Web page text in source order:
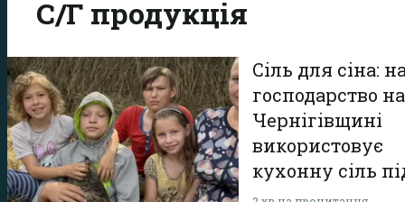
С/Г продукція
Сіль для сіна:
господарство на
Чернігівщині
використовує
кухонну сіль
косовиці